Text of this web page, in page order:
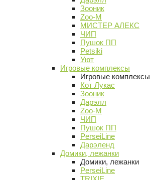
Зооник
Zoo-M
МИСТЕР АЛЕКС
ЧИП
Пушок ПП
Petsiki
Уют
Игровые комплексы
Игровые комплексы
Кот Лукас
Зооник
Дарэлл
Zoo-M
ЧИП
Пушок ПП
PerseiLine
Дарэленд
Домики, лежанки
Домики, лежанки
PerseiLine